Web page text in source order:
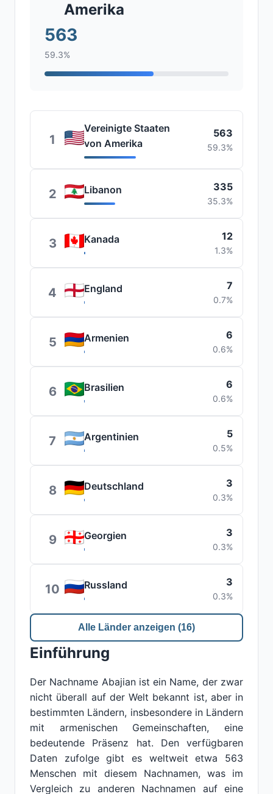
Amerika
563
59.3%
1
Vereinigte Staaten
von Amerika
563
59.3%
2 Libanon 335
35.3%
3 Kanada 12
1.3%
4 England 7
0.7%
5 Armenien 6
0.6%
6 Brasilien 6
0.6%
7 Argentinien 5
0.5%
8 Deutschland 3
0.3%
9 Georgien 3
0.3%
10 Russland 3
0.3%
Alle Länder anzeigen (16)
Einführung
Der Nachname Abajian ist ein Name, der zwar
nicht überall auf der Welt bekannt ist, aber in
bestimmten Ländern, insbesondere in Ländern
mit armenischen Gemeinschaften, eine
bedeutende Präsenz hat. Den verfügbaren
Daten zufolge gibt es weltweit etwa 563
Menschen mit diesem Nachnamen, was im
Vergleich zu anderen Nachnamen auf eine